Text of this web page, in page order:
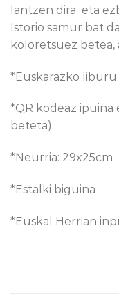
lantzen dira eta
Istorio samur bat
koloretsuez betea,
*Euskarazko
*QR kodeaz ipuina
beteta)
*Neurria: 29x25cm
*Estalki biguina
*Euskal Herrian